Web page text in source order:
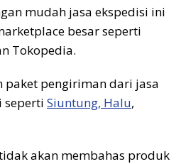
mudah jasa ekspedisi ini
besar seperti
Tokopedia.
paket pengiriman dari jasa
seperti Siuntung, Halu,
akan membahas produk